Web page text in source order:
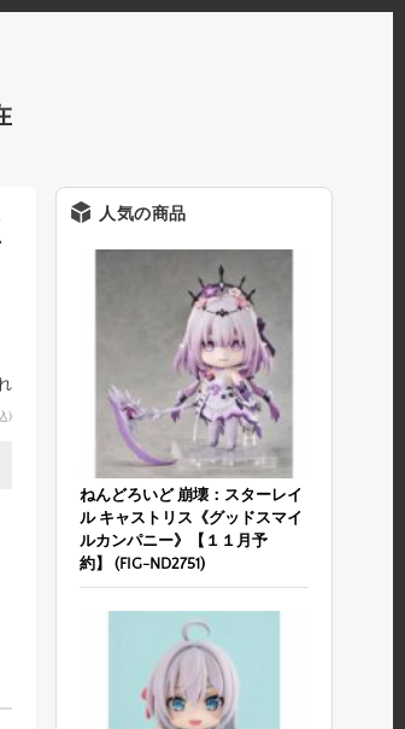
)
人気の商品
ねんどろいど 崩壊：スターレイ
ル キャストリス《グッドスマイ
ルカンパニー》【１１月予
約】 (FIG-ND2751)